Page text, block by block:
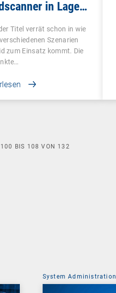
in Lager,
zeitgemäß
Titel verrät schon in wie
Szenarien
zum Einsatz kommt. Die
100 BIS 108 VON 132
System Administration